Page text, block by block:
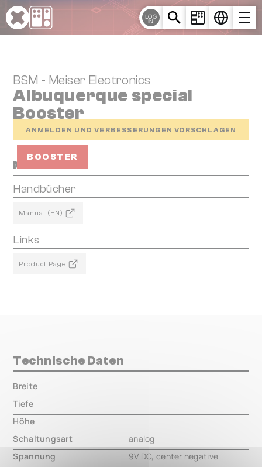
Cookie-Einstellungen
LOG
IN
BSM - Meiser Electronics
Albuquerque special
Booster
ANMELDEN UND VERBESSERUNGEN VORSCHLAGEN
BOOSTER
Media
Handbücher
Manual (EN)
Links
Product Page
Technische Daten
Breite
Tiefe
Höhe
Schaltungsart
analog
Spannung
9V DC, center negative